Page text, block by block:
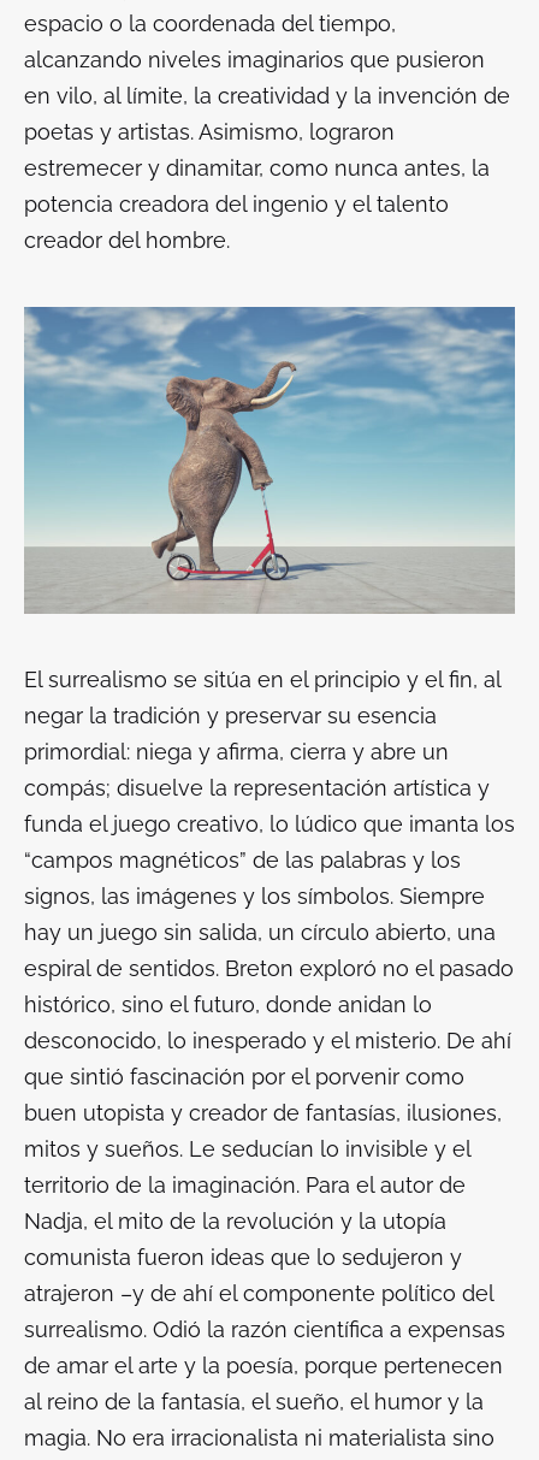
espacio o la coordenada del tiempo,
alcanzando niveles imaginarios que pusieron
en vilo, al límite, la creatividad y la invención de
poetas y artistas. Asimismo, lograron
estremecer y dinamitar, como nunca antes, la
potencia creadora del ingenio y el talento
creador del hombre.
El surrealismo se sitúa en el principio y el fin, al
negar la tradición y preservar su esencia
primordial: niega y afirma, cierra y abre un
compás; disuelve la representación artística y
funda el juego creativo, lo lúdico que imanta los
“campos magnéticos” de las palabras y los
signos, las imágenes y los símbolos. Siempre
hay un juego sin salida, un círculo abierto, una
espiral de sentidos. Breton exploró no el pasado
histórico, sino el futuro, donde anidan lo
desconocido, lo inesperado y el misterio. De ahí
que sintió fascinación por el porvenir como
buen utopista y creador de fantasías, ilusiones,
mitos y sueños. Le seducían lo invisible y el
territorio de la imaginación. Para el autor de
Nadja, el mito de la revolución y la utopía
comunista fueron ideas que lo sedujeron y
atrajeron –y de ahí el componente político del
surrealismo. Odió la razón científica a expensas
de amar el arte y la poesía, porque pertenecen
al reino de la fantasía, el sueño, el humor y la
magia. No era irracionalista ni materialista sino